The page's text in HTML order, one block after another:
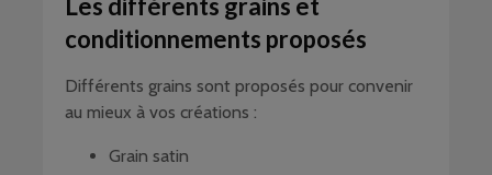
Les différents grains et
conditionnements proposés
Différents grains sont proposés pour convenir
au mieux à vos créations :
Grain satin